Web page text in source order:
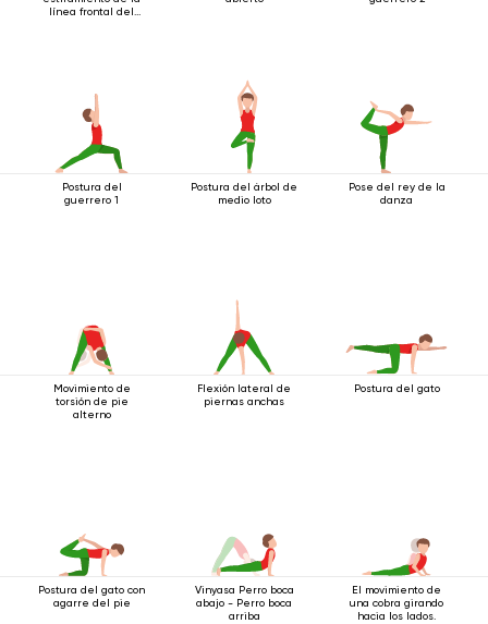
línea frontal del
Postura del
guerrero 1
Postura del árbol de
medio loto
Pose del rey de la
danza
Movimiento de
torsión de pie
alterno
Flexión lateral de
piernas anchas
Postura del gato
Postura del gato con
agarre del pie
Vinyasa Perro boca
abajo - Perro boca
arriba
El movimiento de
una cobra girando
hacia los lados.